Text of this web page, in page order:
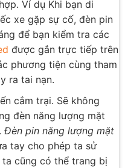
Ví dụ Khi bạn di
xe gặp sự cố, đèn pin
để bạn kiểm tra các
được gắn trực tiếp trên
phương tiện cùng tham
ra tai nạn.
cắm trại. Sẽ không
đèn năng lượng mặt
Đèn pin năng lượng mặt
tay cho phép ta sử
ta cũng có thể trang bị